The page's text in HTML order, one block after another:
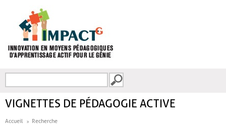
FORMULAIRE DE
VIGNETTES DE PÉDAGOGIE ACTIVE
Accueil Recherche